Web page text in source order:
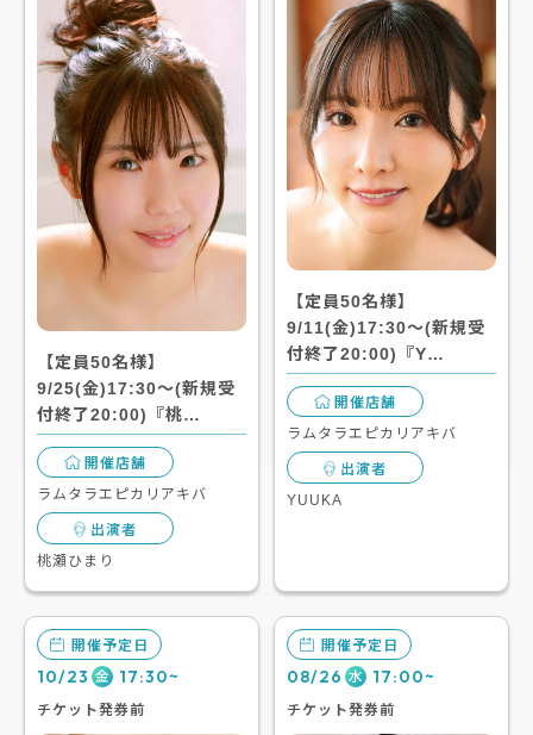
【定員50名様】
9/25(金)17:30～(新規受
付終了20:00)『桃…
開催店舗
ラムタラエピカリアキバ
出演者
桃瀬ひまり
【定員50名様】
9/11(金)17:30～(新規受
付終了20:00)『Y…
開催店舗
ラムタラエピカリアキバ
出演者
YUUKA
開催予定日
10/23 金 17:30~
チケット発券前
開催予定日
08/26 水 17:00~
チケット発券前